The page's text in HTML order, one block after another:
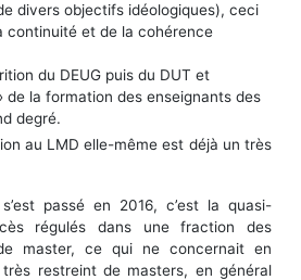
divers objectifs idéologiques), ceci
continuité et de la cohérence
du DEUG puis du DUT et
de la formation des enseignants des
degré.
au LMD elle-même est déjà un très
passé en 2016, c’est la quasi-
régulés dans une fraction des
master, ce qui ne concernait en
très restreint de masters, en général